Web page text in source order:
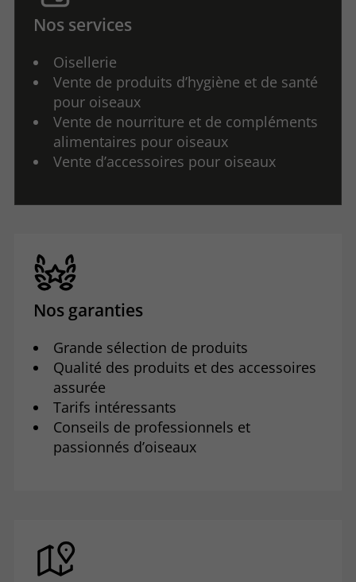
Nos services
Oisellerie
Vente de produits d’hygiène et de santé
pour oiseaux
Vente de nourriture et de compléments
alimentaires pour oiseaux
Vente d’accessoires pour oiseaux
Nos garanties
Grande sélection de produits
Qualité des produits et des accessoires
assurée
Tarifs intéressants
Conseils de professionnels et
passionnés d’oiseaux